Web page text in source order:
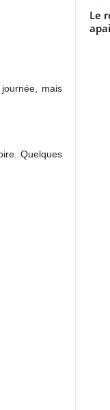
mais
Quelques
Le